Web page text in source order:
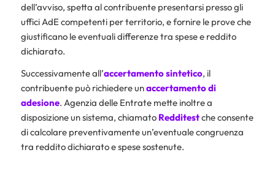
dell’avviso, spetta al contribuente presentarsi presso gli
uffici AdE competenti per territorio, e fornire le prove che
giustificano le eventuali differenze tra spese e reddito
dichiarato.
Successivamente all’accertamento sintetico, il
contribuente può richiedere unaccertamento di
adesione. Agenzia delle Entrate mette inoltre a
disposizione un sistema, chiamato Redditestche consente
di calcolare preventivamente un’eventuale congruenza
tra reddito dichiarato e spese sostenute.